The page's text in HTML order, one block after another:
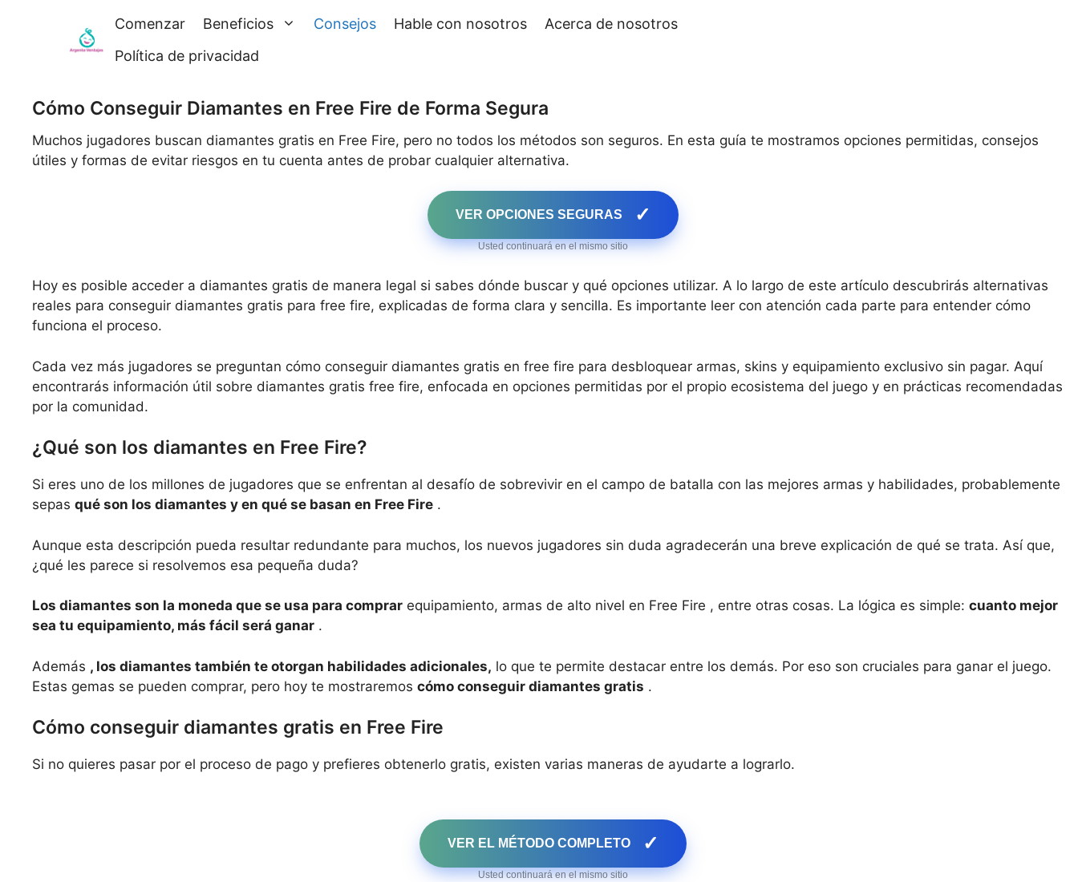
Comenzar Beneficios Consejos Hable con nosotros
Acerca de nosotros
Política de privacidad
Cómo Conseguir Diamantes en Free Fire de Forma Segura
Muchos jugadores buscan diamantes gratis en Free Fire, pero no todos los métodos son seguros. En esta guía te mostramos opciones permitidas, consejos
útiles y formas de evitar riesgos en tu cuenta antes de probar cualquier alternativa.
VER OPCIONES SEGURAS ✓
Usted continuará en el mismo sitio
Hoy es posible acceder a diamantes gratis de manera legal si sabes dónde buscar y qué opciones utilizar. A lo largo de este artículo descubrirás alternativas
reales para conseguir diamantes gratis para free fire, explicadas de forma clara y sencilla. Es importante leer con atención cada parte para entender cómo
funciona el proceso.
Cada vez más jugadores se preguntan cómo conseguir diamantes gratis en free fire para desbloquear armas, skins y equipamiento exclusivo sin pagar. Aquí
encontrarás información útil sobre diamantes gratis free fire, enfocada en opciones permitidas por el propio ecosistema del juego y en prácticas recomendadas
por la comunidad.
¿Qué son los diamantes en Free Fire?
Si eres uno de los millones de jugadores que se enfrentan al desafío de sobrevivir en el campo de batalla con las mejores armas y habilidades, probablemente
sepas qué son los diamantes y en qué se basan en Free Fire .
Aunque esta descripción pueda resultar redundante para muchos, los nuevos jugadores sin duda agradecerán una breve explicación de qué se trata. Así que,
¿qué les parece si resolvemos esa pequeña duda?
Los diamantes son la moneda que se usa para comprar equipamiento, armas de alto nivel en Free Fire , entre otras cosas. La lógica es simple: cuanto mejor
sea tu equipamiento, más fácil será ganar .
Además , los diamantes también te otorgan habilidades adicionales, lo que te permite destacar entre los demás. Por eso son cruciales para ganar el juego.
Estas gemas se pueden comprar, pero hoy te mostraremos cómo conseguir diamantes gratis .
Cómo conseguir diamantes gratis en Free Fire
Si no quieres pasar por el proceso de pago y prefieres obtenerlo gratis, existen varias maneras de ayudarte a lograrlo.
VER EL MÉTODO COMPLETO ✓
Usted continuará en el mismo sitio